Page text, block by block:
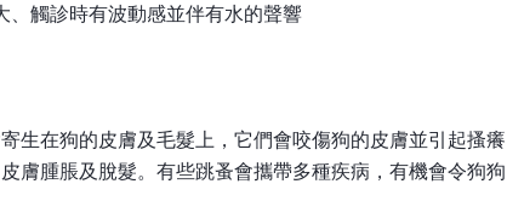
、觸診時有波動感並伴有水的聲響
生在狗的皮膚及毛髮上，它們會咬傷狗的皮膚並引起搔癢
膚腫脹及脫髮。有些跳蚤會攜帶多種疾病，有機會令狗狗